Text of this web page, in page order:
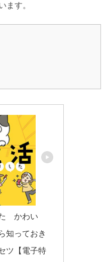
ます。
　かわい
知っておき
ツ【電子特